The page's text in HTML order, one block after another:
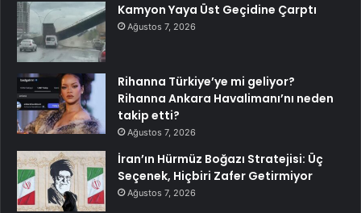
Kamyon Yaya Üst Geçidine Çarptı
Ağustos 7, 2026
Rihanna Türkiye’ye mi geliyor?
Rihanna Ankara Havalimanı’nı neden
takip etti?
Ağustos 7, 2026
İran’ın Hürmüz Boğazı Stratejisi: Üç
Seçenek, Hiçbiri Zafer Getirmiyor
Ağustos 7, 2026